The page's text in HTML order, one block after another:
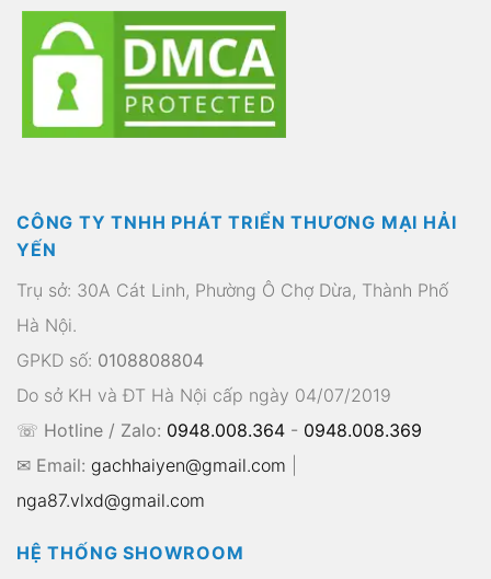
CÔNG TY TNHH PHÁT TRIỂN THƯƠNG MẠI HẢI
YẾN
Trụ sở: 30A Cát Linh, Phường Ô Chợ Dừa, Thành Phố
Hà Nội.
GPKD số: 0108808804
Do sở KH và ĐT Hà Nội cấp ngày 04/07/2019
☏ Hotline / Zalo: 0948.008.364 - 0948.008.369
✉ Email: gachhaiyen@gmail.com
nga87.vlxd@gmail.com
HỆ THỐNG SHOWROOM